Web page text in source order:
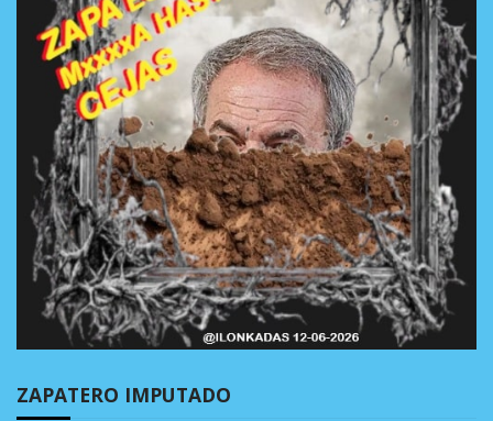
ZAPATERO IMPUTADO